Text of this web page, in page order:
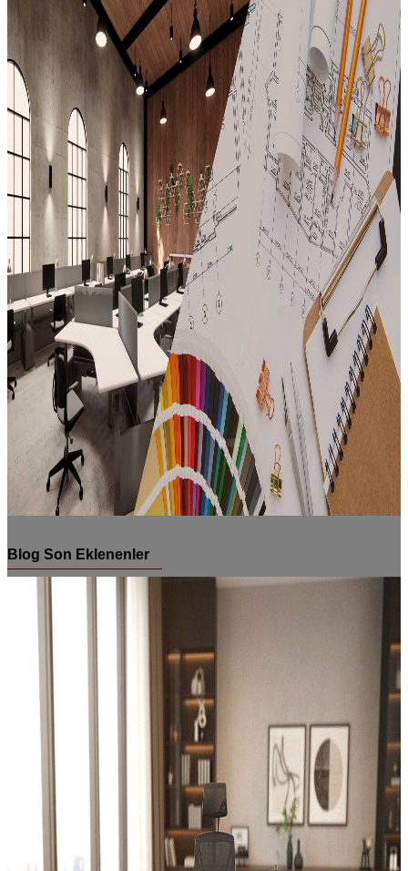
Hemen Arayın, Ücretsiz Keşfe Gelelim
Detaylar
Referans Projelerimizi gördünüz mü?
Profesyonel İç Tasarım ve Anahtar Teslim Projelendirme
İncele
Blog Son Eklenenler